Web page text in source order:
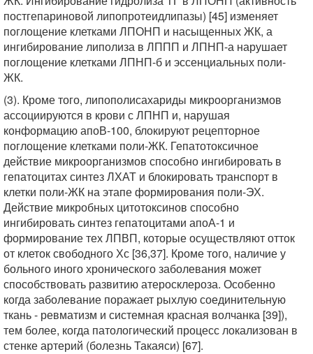
постгепариновой липопротеидлипазы) [45] изменяет
поглощение клетками ЛПОНП и насыщенных ЖК, а
ингибирование липолиза в ЛППП и ЛПНП-а нарушает
поглощение клетками ЛПНП-б и эссенциальных поли-
ЖК.
(3). Кроме того, липополисахариды микроорганизмов
ассоциируются в крови с ЛПНП и, нарушая
конформацию апоВ-100, блокируют рецепторное
поглощение клетками поли-ЖК. Гепатотоксичное
действие микроорганизмов способно ингибировать в
гепатоцитах синтез ЛХАТ и блокировать транспорт в
клетки поли-ЖК на этапе формирования поли-ЭХ.
Действие микробных цитотоксинов способно
ингибировать синтез гепатоцитами апоА-1 и
формирование тех ЛПВП, которые осуществляют отток
от клеток свободного Хс [36,37]. Кроме того, наличие у
больного иного хронического заболевания может
способствовать развитию атеросклероза. Особенно
когда заболевание поражает рыхлую соединительную
ткань - ревматизм и системная красная волчанка [39]),
тем более, когда патологический процесс локализован в
стенке артерий (болезнь Такаяси) [67].